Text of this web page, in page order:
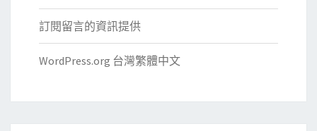
訂閱留言的資訊提供
WordPress.org 台灣繁體中文